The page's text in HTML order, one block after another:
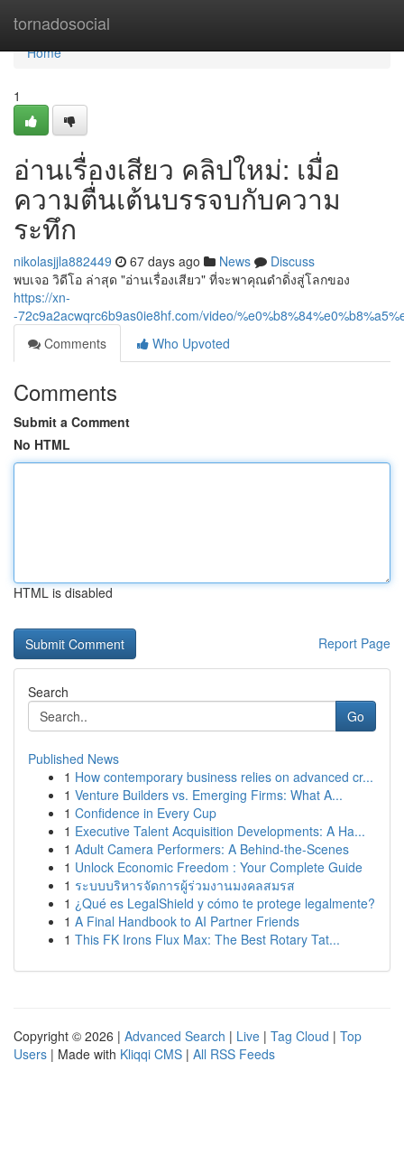
tornadosocial
Home
Home
1
อ่านเรื่องเสียว คลิปใหม่: เมื่อ
ความตื่นเต้นบรรจบกับความ
ระทึก
nikolasjjla882449 67 days ago News
Discuss
พบเจอ วิดีโอ ล่าสุด "อ่านเรื่องเสียว" ที่จะพาคุณดำดิ่งสู่โลกของ
https://xn-
-72c9a2acwqrc6b9as0ie8hf.com/video/
Comments
Who Upvoted
Comments
Submit a Comment
No HTML
HTML is disabled
Report Page
Search
Go
Published News
1 How contemporary business relies on advanced cr...
1 Venture Builders vs. Emerging Firms: What A...
1 Confidence in Every Cup
1 Executive Talent Acquisition Developments: A Ha...
1 Adult Camera Performers: A Behind-the-Scenes
1 Unlock Economic Freedom : Your Complete Guide
1 ระบบบริหารจัดการผู้ร่วมงานมงคลสมรส
1 ¿Qué es LegalShield y cómo te protege legalmente?
1 A Final Handbook to AI Partner Friends
1 This FK Irons Flux Max: The Best Rotary Tat...
Copyright © 2026 | Advanced Search | Live | Tag Cloud | Top
Users | Made with Kliqqi CMS | All RSS Feeds